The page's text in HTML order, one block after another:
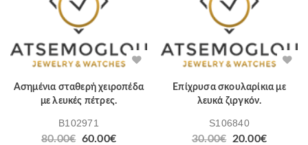
Ασημένια σταθερή χειροπέδα
με λευκές πέτρες.
B102971
80.00€ 60.00€
Επίχρυσα σκουλαρίκια με
λευκά ζιργκόν.
S106840
30.00€ 20.00€